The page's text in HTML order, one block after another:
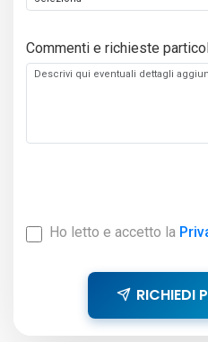
Commenti e richieste
Ho letto e accetto la
RICHIEDI